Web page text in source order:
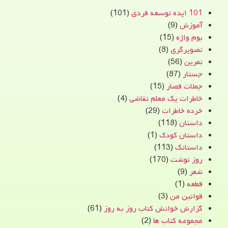
101 ایده توسعه فردی
(101)
آموزش (9)
بوم واژه (15)
تصویرگری (8)
تمرین (56)
جستار (87)
جملات قصار (15)
خاطرات یک معلم نقاشی (4)
خرده خاطرات (29)
داستان (118)
داستان کودک (1)
داستانک (113)
روز نوشت (170)
شعر (9)
قطعه (1)
قوانین من (3)
گزارش خوانش کتاب روز به روز (61)
مجموعه کتاب ها (2)